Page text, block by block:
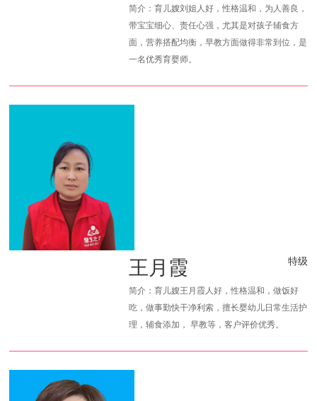
简介：育儿嫂刘姐人好，性格温和，为人善良，
带宝宝细心、责任心强，尤其是对孩子辅食方
面，营养搭配均衡，早教方面做得非常到位，是
一名优秀育婴师。
王月霞 特级
简介：育儿嫂王月霞人好，性格温和，做饭好
吃，做事勤快干净利索，擅长婴幼儿日常生活护
理，辅食添加， 早教等，客户评价优秀。